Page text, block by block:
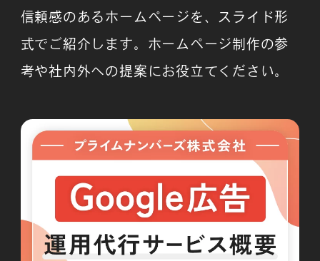
信頼感のあるホームページを、スライド形
式でご紹介します。ホームページ制作の参
考や社内外への提案にお役立てください。